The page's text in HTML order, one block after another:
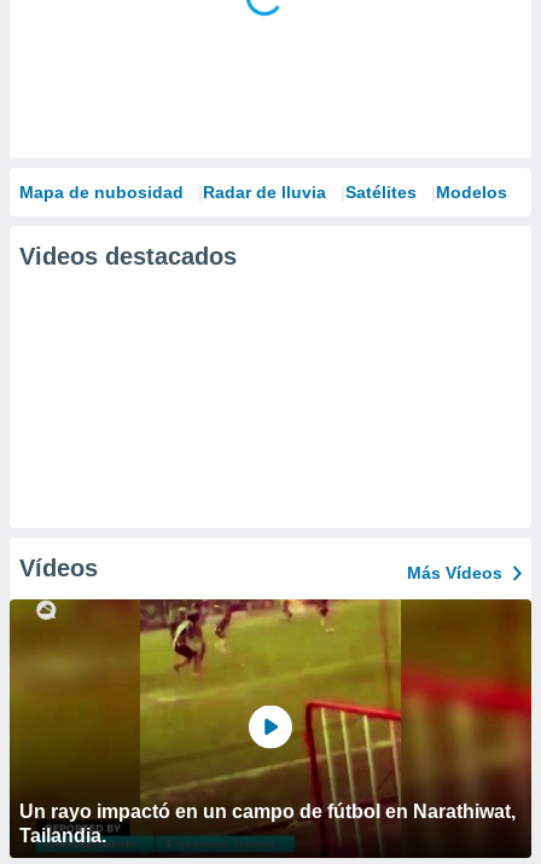
Mapa de nubosidad Radar de lluvia Satélites Modelos
Videos destacados
Vídeos Más Vídeos
Un rayo impactó en un campo de fútbol en Narathiwat,
Tailandia.